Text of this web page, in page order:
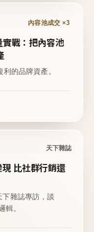
內容池成交 ×3
戰：把內容池
的品牌資產。
天下雜誌
比社群行銷還
下雜誌專訪，談
輯。